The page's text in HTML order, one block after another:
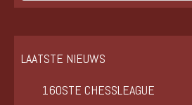
LAATSTE NIEUWS
160STE CHESSLEAGUE